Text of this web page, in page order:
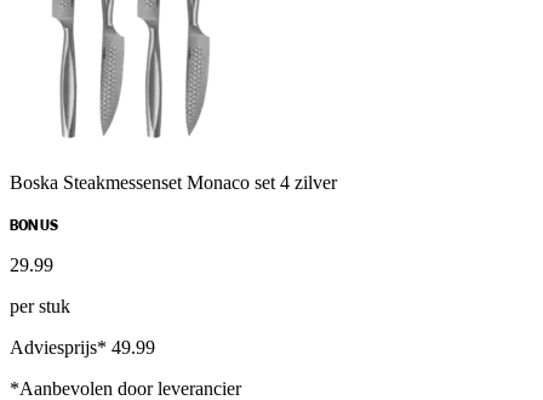
Boska Steakmessenset Monaco set 4 zilver
BONUS
29.99
per stuk
Adviesprijs* 49.99
*Aanbevolen door leverancier